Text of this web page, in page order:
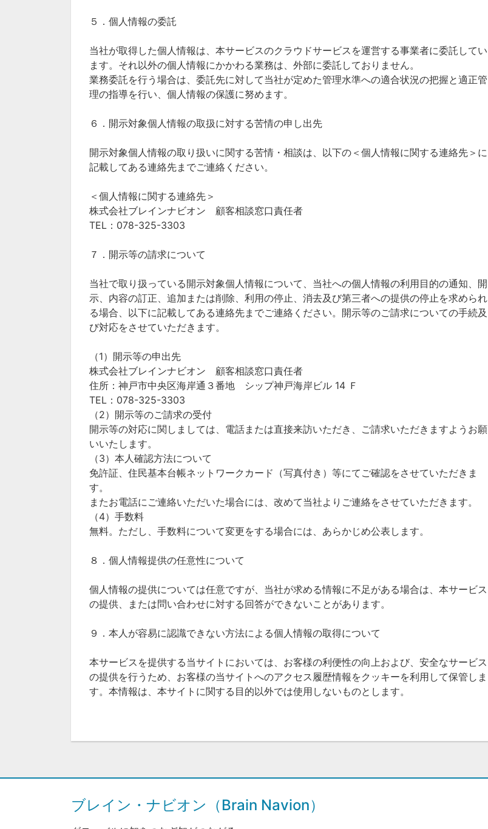
５．個人情報の委託
当社が取得した個人情報は、本サービスのクラウドサービスを運営する事業者に委託してい
ます。それ以外の個人情報にかかわる業務は、外部に委託しておりません。
業務委託を行う場合は、委託先に対して当社が定めた管理水準への適合状況の把握と適正管
理の指導を行い、個人情報の保護に努めます。
６．開示対象個人情報の取扱に対する苦情の申し出先
開示対象個人情報の取り扱いに関する苦情・相談は、以下の＜個人情報に関する連絡先＞に
記載してある連絡先までご連絡ください。
＜個人情報に関する連絡先＞
株式会社ブレインナビオン 顧客相談窓口責任者
TEL：078-325-3303
７．開示等の請求について
当社で取り扱っている開示対象個人情報について、当社への個人情報の利用目的の通知、開
示、内容の訂正、追加または削除、利用の停止、消去及び第三者への提供の停止を求められ
る場合、以下に記載してある連絡先までご連絡ください。開示等のご請求についての手続及
び対応をさせていただきます。
（1）開示等の申出先
株式会社ブレインナビオン 顧客相談窓口責任者
住所：神戸市中央区海岸通３番地 シップ神戸海岸ビル 14 Ｆ
TEL：078-325-3303
（2）開示等のご請求の受付
開示等の対応に関しましては、電話または直接来訪いただき、ご請求いただきますようお願
いいたします。
（3）本人確認方法について
免許証、住民基本台帳ネットワークカード（写真付き）等にてご確認をさせていただきま
す。
またお電話にご連絡いただいた場合には、改めて当社よりご連絡をさせていただきます。
（4）手数料
無料。ただし、手数料について変更をする場合には、あらかじめ公表します。
８．個人情報提供の任意性について
個人情報の提供については任意ですが、当社が求める情報に不足がある場合は、本サービス
の提供、または問い合わせに対する回答ができないことがあります。
９．本人が容易に認識できない方法による個人情報の取得について
本サービスを提供する当サイトにおいては、お客様の利便性の向上および、安全なサービス
の提供を行うため、お客様の当サイトへのアクセス履歴情報をクッキーを利用して保管しま
す。本情報は、本サイトに関する目的以外では使用しないものとします。
ブレイン・ナビオン（Brain Navion）